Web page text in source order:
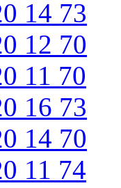
14 73
12 70
11 70
16 73
14 70
11 74